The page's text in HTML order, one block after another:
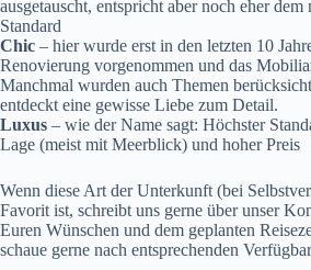
ausgetauscht, entspricht aber noch eher dem
Standard
Chic – hier wurde erst in den letzten 10
Renovierung vorgenommen und das
Manchmal wurden auch Themen
entdeckt eine gewisse Liebe zum Detail.
Luxus – wie der Name sagt: Höchster
Lage (meist mit Meerblick) und hoher Preis
Wenn diese Art der Unterkunft (bei
Favorit ist, schreibt uns gerne über unser
Euren Wünschen und dem geplanten
schaue gerne nach entsprechenden